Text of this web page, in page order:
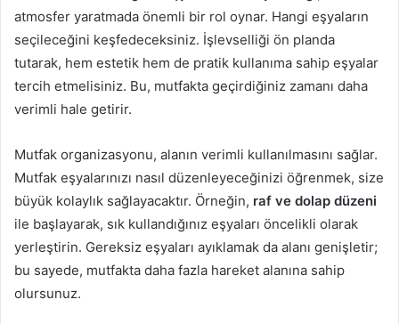
atmosfer yaratmada önemli bir rol oynar. Hangi eşyaların
seçileceğini keşfedeceksiniz. İşlevselliği ön planda
tutarak, hem estetik hem de pratik kullanıma sahip eşyalar
tercih etmelisiniz. Bu, mutfakta geçirdiğiniz zamanı daha
verimli hale getirir.
Mutfak organizasyonu, alanın verimli kullanılmasını sağlar.
Mutfak eşyalarınızı nasıl düzenleyeceğinizi öğrenmek, size
büyük kolaylık sağlayacaktır. Örneğin, raf ve dolap düzeni
ile başlayarak, sık kullandığınız eşyaları öncelikli olarak
yerleştirin. Gereksiz eşyaları ayıklamak da alanı genişletir;
bu sayede, mutfakta daha fazla hareket alanına sahip
olursunuz.